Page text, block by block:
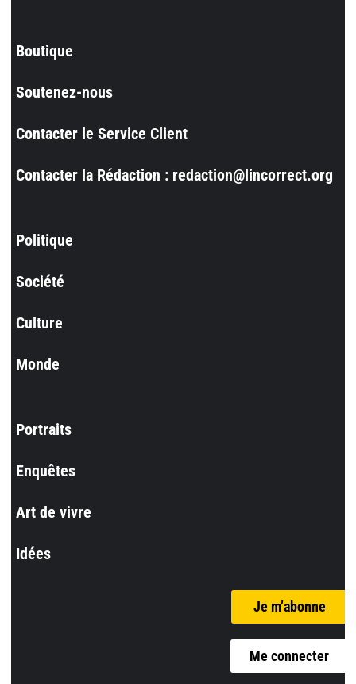
Boutique
Soutenez-nous
Contacter le Service Client
Contacter la Rédaction : redaction@lincorrect.org
Politique
Société
Culture
Monde
Portraits
Enquêtes
Art de vivre
Idées
Je m’abonne
Me connecter